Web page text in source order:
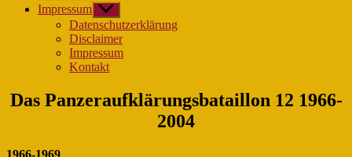
Impressum Untermenü
anzeigen
Datenschutzerklärung
Disclaimer
Impressum
Kontakt
Das Panzeraufklärungsbataillon 12 1966-
2004
1966-1969